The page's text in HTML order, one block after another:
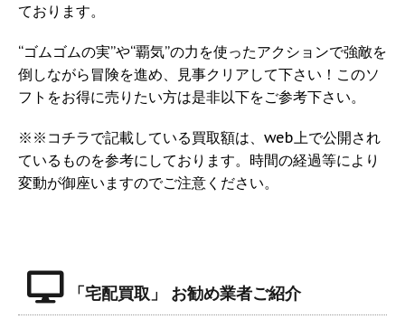
ております。
“ゴムゴムの実”や“覇気”の力を使ったアクションで強敵を
倒しながら冒険を進め、見事クリアして下さい！このソ
フトをお得に売りたい方は是非以下をご参考下さい。
※※コチラで記載している買取額は、web上で公開され
ているものを参考にしております。時間の経過等により
変動が御座いますのでご注意ください。
「宅配買取」 お勧め業者ご紹介